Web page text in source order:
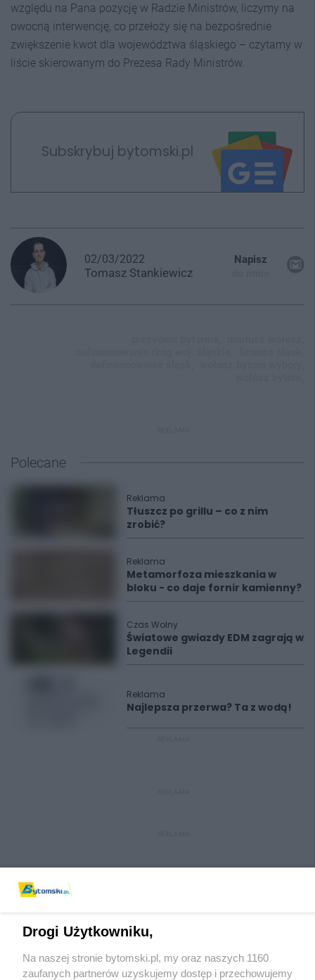
względu na Pana pozycję w Radzie Ministrów, liczymy na
owocną interwencję, co przełoży się na bezpośrednie
zwiększenie kwot dla województwa śląskiego – czytamy w
liście skierowanym do Prezesa Rady Ministrów.
Subskrybuj bytomski.pl
02/03/2022
Tomasz Stankiewicz
Napisz
Polecane
Reklama
Tłuszcz po grillu – co z nim
zrobić?
Reklama
Metamorfoza mieszkania w
bloku - co daje fornir kamienny?
Czas Wolny
Światowe gwiazdy EDM zagrają w
Legendii
Reklama
Najlepsza przerwa? Ta z wodą!
Wydawca mediów lokalnych
Drogi Użytkowniku,
Na naszej stronie bytomski.pl, my oraz naszych 1160
zaufanych partnerów uzyskujemy dostęp i przechowujemy